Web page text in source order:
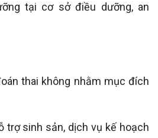
tại cơ sở điều dưỡng, an
thai không nhằm mục đích
trợ sinh sản, dịch vụ kế hoạch